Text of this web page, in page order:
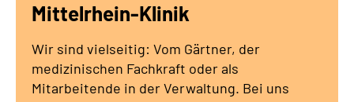
Karriere
Mittelrhein-Klinik
Wir sind vielseitig: Vom Gärtner, der
medizinischen Fachkraft oder als
Mitarbeitende in der Verwaltung. Bei uns